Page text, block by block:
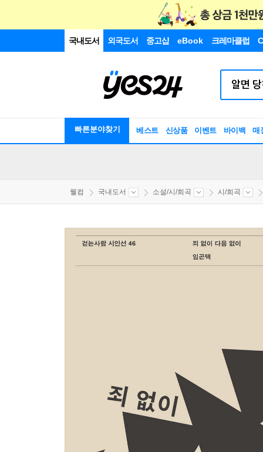
국내도서 외국도서 중고샵 eBook 크레마클럽
빠른분야찾기 베스트 신상품 이벤트 바이백 매
웰컴 국내도서 소설/시/희곡 시/희곡